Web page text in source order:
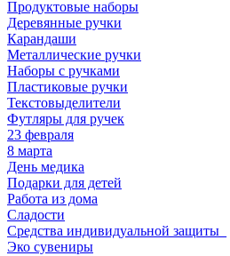
Продуктовые наборы
Деревянные ручки
Карандаши
Металлические ручки
Наборы с ручками
Пластиковые ручки
Текстовыделители
Футляры для ручек
23 февраля
8 марта
День медика
Подарки для детей
Работа из дома
Сладости
Средства индивидуальной защиты_
Эко сувениры